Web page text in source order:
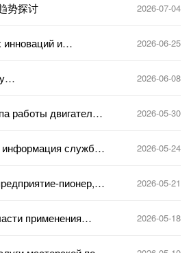
势探讨 2026-07-04
инноваций и
2026-06-25
решения в
2026-06-08
работы двигателей
2026-05-30
информация службы
2026-05-24
пионер,
2026-05-21
применения
2026-05-18